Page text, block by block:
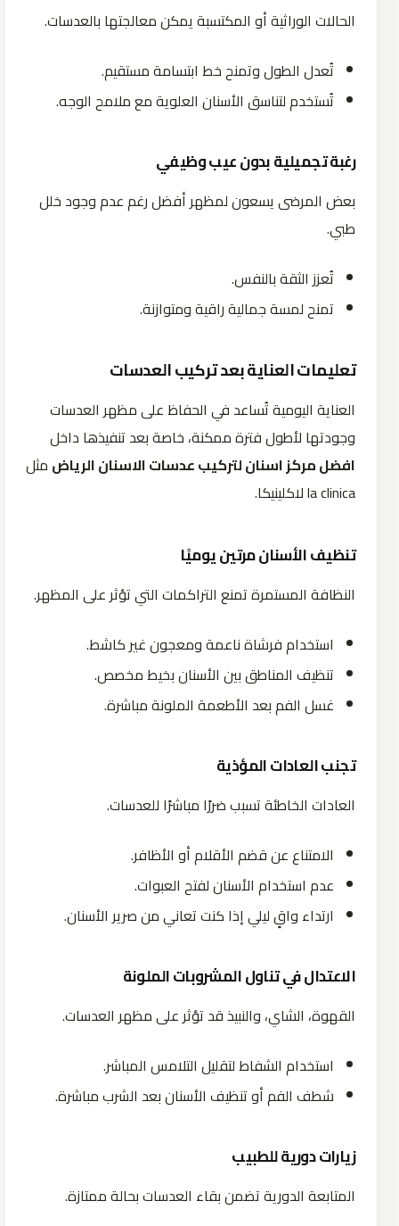
الحالات الوراثية أو المكتسبة يمكن معالجتها بالعدسات.
تُعدل الطول وتمنح خط ابتسامة مستقيم.
تُستخدم لتناسق الأسنان العلوية مع ملامح الوجه.
رغبة تجميلية بدون عيب وظيفي
بعض المرضى يسعون لمظهر أفضل رغم عدم وجود خلل
طبي.
تُعزز الثقة بالنفس.
تمنح لمسة جمالية راقية ومتوازنة.
تعليمات العناية بعد تركيب العدسات
العناية اليومية تُساعد في الحفاظ على مظهر العدسات
وجودتها لأطول فترة ممكنة، خاصة بعد تنفيذها داخل
افضل مركز اسنان لتركيب عدسات الاسنان الرياض مثل
la clinica لاكلينيكا.
تنظيف الأسنان مرتين يوميًا
النظافة المستمرة تمنع التراكمات التي تؤثر على المظهر.
استخدام فرشاة ناعمة ومعجون غير كاشط.
تنظيف المناطق بين الأسنان بخيط مخصص.
غسل الفم بعد الأطعمة الملونة مباشرة.
تجنب العادات المؤذية
العادات الخاطئة تسبب ضررًا مباشرًا للعدسات.
الامتناع عن قضم الأقلام أو الأظافر.
عدم استخدام الأسنان لفتح العبوات.
ارتداء واقٍ ليلي إذا كنت تعاني من صرير الأسنان.
الاعتدال في تناول المشروبات الملونة
القهوة، الشاي، والنبيذ قد تؤثر على مظهر العدسات.
استخدام الشفاط لتقليل التلامس المباشر.
شطف الفم أو تنظيف الأسنان بعد الشرب مباشرة.
زيارات دورية للطبيب
المتابعة الدورية تضمن بقاء العدسات بحالة ممتازة.